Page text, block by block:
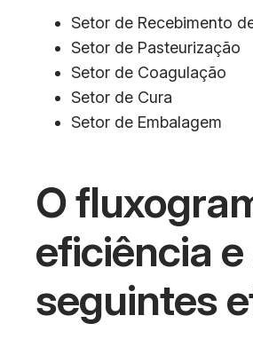
Setor de Recebimento
Setor de Pasteurização
Setor de Coagulação
Setor de Cura
Setor de Embalagem
O
eficiência
seguintes